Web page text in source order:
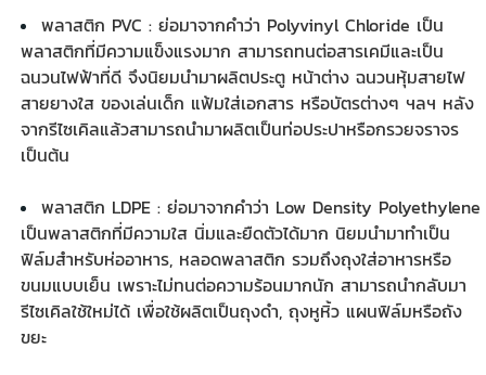
พลาสติก PVC : ย่อมาจากคำว่า Polyvinyl Chloride เป็น
พลาสติกที่มีความแข็งแรงมาก สามารถทนต่อสารเคมีและเป็น
ฉนวนไฟฟ้าที่ดี จึงนิยมนำมาผลิตประตู หน้าต่าง ฉนวนหุ้มสายไฟ
สายยางใส ของเล่นเด็ก แฟ้มใส่เอกสาร หรือบัตรต่างๆ ฯลฯ หลัง
จากรีไซเคิลแล้วสามารถนำมาผลิตเป็นท่อประปาหรือกรวยจราจร
เป็นต้น
พลาสติก LDPE : ย่อมาจากคำว่า Low Density Polyethylene
เป็นพลาสติกที่มีความใส นิ่มและยืดตัวได้มาก นิยมนำมาทำเป็น
ฟิล์มสำหรับห่ออาหาร, หลอดพลาสติก รวมถึงถุงใส่อาหารหรือ
ขนมแบบเย็น เพราะไม่ทนต่อความร้อนมากนัก สามารถนำกลับมา
รีไซเคิลใช้ใหม่ได้ เพื่อใช้ผลิตเป็นถุงดำ, ถุงหูหิ้ว แผนฟิล์มหรือถัง
ขยะ